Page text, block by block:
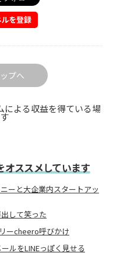
プへ
による収益を得ている場
オススメしています
ーと大企業内スタートアッ
して笑った
ーcheero呼びかけ
ルをLINEっぽく見せる